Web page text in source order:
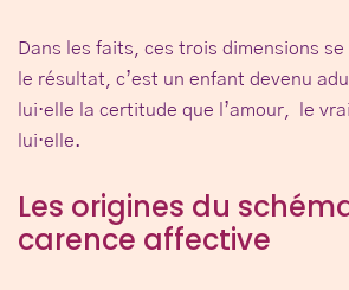
Dans les faits, ces trois dimensions
le résultat, c’est un enfant devenu
lui·elle la certitude que l’amour, le
lui·elle.
Les origines du
carence affective